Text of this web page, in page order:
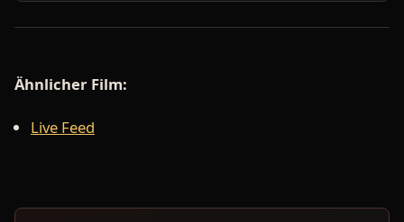
Ähnlicher Film:
Live Feed